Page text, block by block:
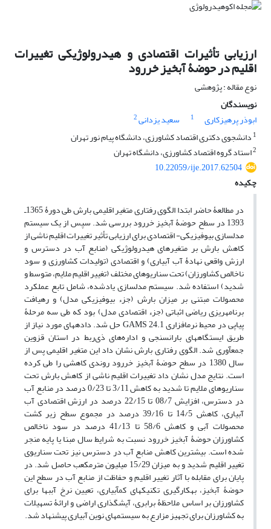
ارزیابی تأثیرات اقتصادی و هیدرولوژیکی تغییرات
اقلیم در حوضۀ آبخیز خررود
نوع مقاله : پژوهشی
نویسندگان
ابوذر پرهیزکاری
1 سعید یزدانی2
1 دانشجوی دکتری اقتصاد کشاورزی، دانشگاه پیام نور تهران
2استاد گروه اقتصاد کشاورزی، دانشگاه تهران
10.22059/ije.2017.62504
چکیده
در مطالعۀ حاضر ابتدا الگوی رفتاری متغیر اقلیمی بارش طی دورۀ 1365‌ـ
1393 در سطح حوضۀ‏ آبخیز خررود بررسی شد. سپس از یک سیستم
مدل‏سازی بیوفیزیکی- اقتصادی برای ارزیابی تأثیر تغییرات اقلیم ناشی از
کاهش بارش بر متغیرهای هیدرولوژیکی (منابع آب در دسترس و
ارزش واقعی نهادۀ آب آبیاری) و اقتصادی (تولیدات کشاورزی و سود
ناخالص کشاورزان) تحت سناریوهای مختلف (تغییر اقلیم ملایم، متوسط و
شدید) استفاده شد. سیستم مدل‏سازی یادشده، شامل تابع عملکرد
محصولات مبتنی بر میزان بارش (جزء بیوفیزیکی مدل) و رهیافت
برنامه‏ریزی ریاضی اثباتی (جزء اقتصادی مدل) بود که طی سه مرحلۀ
پیاپی در محیط نرم‏افزاری GAMS 24.1 حل شد. داده‏های مورد نیاز از
طریق ایستگاه‏های باران‏سنجی و اداره‌های ذی‌ربط در استان قزوین
جمع‏آوری شد. الگوی رفتاری بارش نشان داد این متغیر اقلیمی پس از
سال 1380 در سطح حوضۀ آبخیز خررود روندی کاهشی را طی کرده
است. نتایج مدل نشان داد تغییرات اقلیم ناشی از کاهش بارش تحت
سناریوهای ملایم تا شدید به کاهش 3/11 تا 0/23 درصد در منابع آب
در دسترس، افزایش 08/7 تا 22/15 درصد در ارزش اقتصادی آب
آبیاری، کاهش 14/5 تا 39/16 درصد در مجموع سطح زیر کشت
محصولات آبی و کاهش 58/6 تا 41/13 درصد در سود ناخالص
کشاورزان حوضۀ‏ آبخیز خررود نسبت به شرایط سال مبنا یا پایه منجر
شده است. بیشترین کاهش منابع آب در دسترس نیز تحت سناریوی
تغییر اقلیم شدید و به میزان 15/29 میلیون مترمکعب حاصل شد. در
پایان برای مقابله با آثار تغییر اقلیم و حفاظت از منابع آب در سطح این
حوضۀ آبخیز، به‏کارگیری تکنیک‏های کم‏آبیاری، تعیین نرخ آب‏بها برای
کشاورزان بر اساس ملاحظۀ برابری، آیش‏گذاری اراضی و ارائۀ تسهیلات
به کشاورزان برای تجهیز مزارع به سیستم‏های نوین آبیاری پیشنهاد شد.